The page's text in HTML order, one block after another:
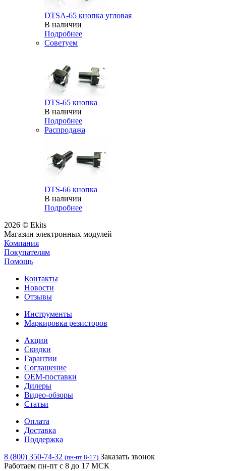
DTSA-65 кнопка угловая
В наличии
Подробнее
Советуем
DTS-65 кнопка
В наличии
Подробнее
Распродажа
DTS-66 кнопка
В наличии
Подробнее
2026 © Ekits
Магазин электронных модулей
Компания
Покупателям
Помощь
Контакты
Новости
Отзывы
Инструменты
Маркировка резисторов
Акции
Скидки
Гарантии
Соглашение
OEM-поставки
Дилеры
Видео-обзоры
Статьи
Оплата
Доставка
Поддержка
8 (800) 350-74-32 (пн-пт 8-17) Заказать звонок
Работаем пн-пт с 8 до 17 МСК